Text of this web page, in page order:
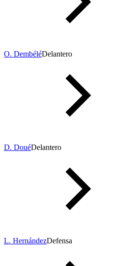
O. DembéléDelantero
D. DouéDelantero
L. HernándezDefensa